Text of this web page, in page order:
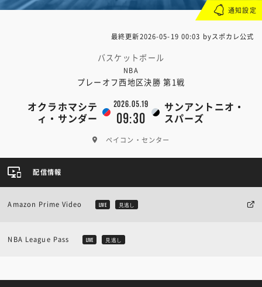
最終更新2026-05-19 00:03 byスポカレ公式
バスケットボール
NBA
プレーオフ西地区決勝 第1戦
オクラホマシテ
ィ・サンダー
2026.05.19
09:30
サンアントニオ・
スパーズ
ペイコン・センター
通知設定
配信情報
Amazon Prime Video LIVE 見逃し
NBA League Pass LIVE 見逃し